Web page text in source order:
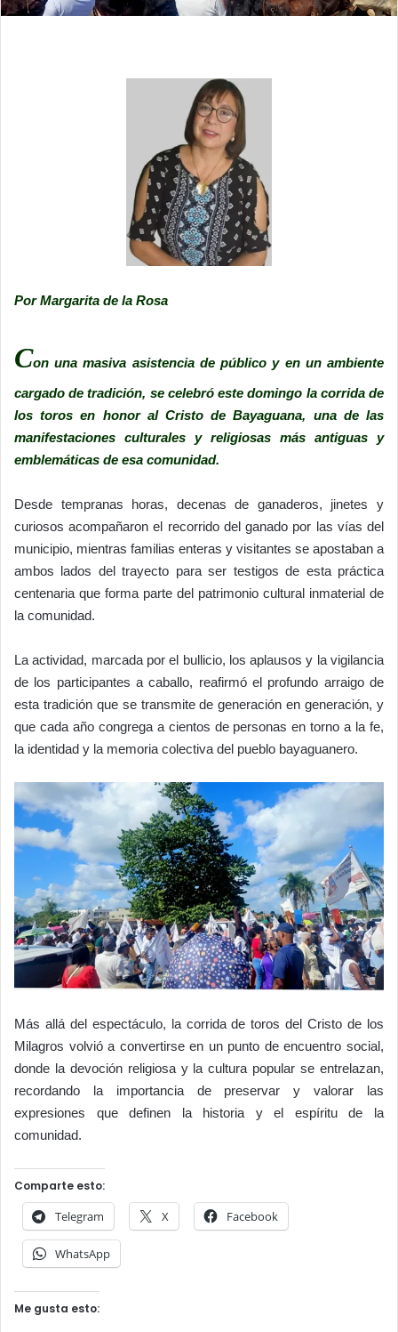
Por Margarita de la Rosa
Con una masiva asistencia de público y en un ambiente
cargado de tradición, se celebró este domingo la corrida de
los toros en honor al Cristo de Bayaguana, una de las
manifestaciones culturales y religiosas más antiguas y
emblemáticas de esa comunidad.
Desde tempranas horas, decenas de ganaderos, jinetes y
curiosos acompañaron el recorrido del ganado por las vías del
municipio, mientras familias enteras y visitantes se apostaban a
ambos lados del trayecto para ser testigos de esta práctica
centenaria que forma parte del patrimonio cultural inmaterial de
la comunidad.
La actividad, marcada por el bullicio, los aplausos y la vigilancia
de los participantes a caballo, reafirmó el profundo arraigo de
esta tradición que se transmite de generación en generación, y
que cada año congrega a cientos de personas en torno a la fe,
la identidad y la memoria colectiva del pueblo bayaguanero.
Más allá del espectáculo, la corrida de toros del Cristo de los
Milagros volvió a convertirse en un punto de encuentro social,
donde la devoción religiosa y la cultura popular se entrelazan,
recordando la importancia de preservar y valorar las
expresiones que definen la historia y el espíritu de la
comunidad.
Comparte esto:
Telegram X Facebook
WhatsApp
Me gusta esto: